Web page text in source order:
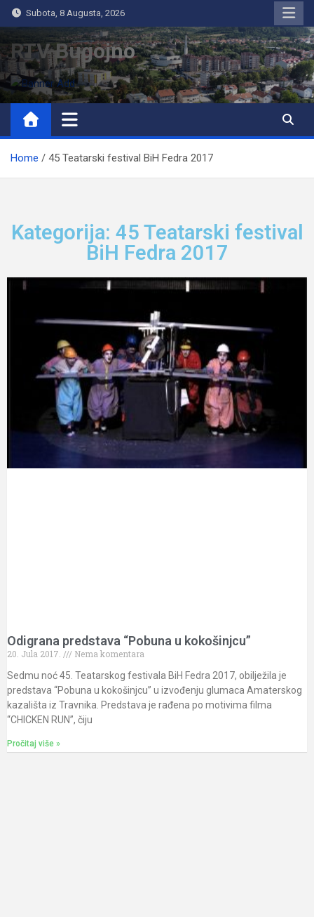
Subota, 8 Augusta, 2026
RTV Bugojno
Home 45 Teatarski festival BiH Fedra 2017
Kategorija: 45 Teatarski festival
BiH Fedra 2017
Odigrana predstava “Pobuna u kokošinjcu”
20. Jula 2017.
Nema komentara
Sedmu noć 45. Teatarskog festivala BiH Fedra 2017, obilježila je
predstava “Pobuna u kokošinjcu” u izvođenju glumaca Amaterskog
kazališta iz Travnika. Predstava je rađena po motivima filma
“CHICKEN RUN”, čiju
Pročitaj više »